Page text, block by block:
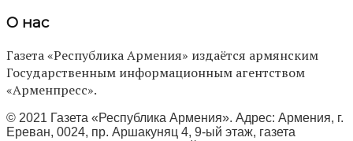
О нас
Газета «Республика Армения» издаётся армянским
Государственным информационным агентством
«Арменпресс».
© 2021 Газета «Республика Армения». Адрес: Армения, г.
Ереван, 0024, пр. Аршакуняц 4, 9-ый этаж, газета